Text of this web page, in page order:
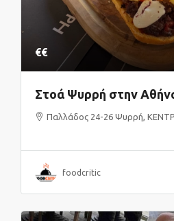
€€
Στοά Ψυρρή στην
Παλλάδος 24-26 Ψυρρή,
foodcritic